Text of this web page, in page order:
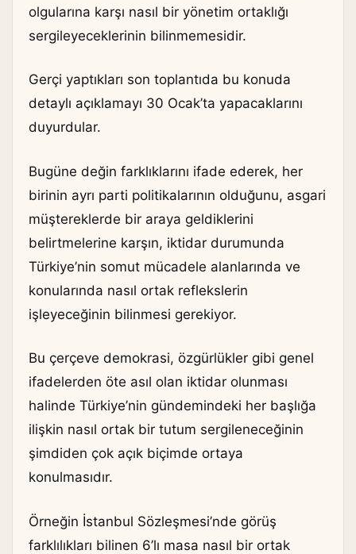
olgularına karşı nasıl bir yönetim ortaklığı
sergileyeceklerinin bilinmemesidir.
Gerçi yaptıkları son toplantıda bu konuda
detaylı açıklamayı 30 Ocak’ta yapacaklarını
duyurdular.
Bugüne değin farklıklarını ifade ederek, her
birinin ayrı parti politikalarının olduğunu, asgari
müştereklerde bir araya geldiklerini
belirtmelerine karşın, iktidar durumunda
Türkiye’nin somut mücadele alanlarında ve
konularında nasıl ortak reflekslerin
işleyeceğinin bilinmesi gerekiyor.
Bu çerçeve demokrasi, özgürlükler gibi genel
ifadelerden öte asıl olan iktidar olunması
halinde Türkiye’nin gündemindeki her başlığa
ilişkin nasıl ortak bir tutum sergileneceğinin
şimdiden çok açık biçimde ortaya
konulmasıdır.
Örneğin İstanbul Sözleşmesi’nde görüş
farklılıkları bilinen 6’lı masa nasıl bir ortak